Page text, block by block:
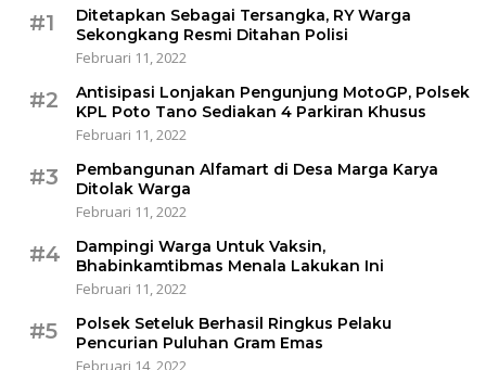
#1
Ditetapkan Sebagai Tersangka, RY Warga
Sekongkang Resmi Ditahan Polisi
Februari 11, 2022
#2
Antisipasi Lonjakan Pengunjung MotoGP, Polsek
KPL Poto Tano Sediakan 4 Parkiran Khusus
Februari 11, 2022
#3
Pembangunan Alfamart di Desa Marga Karya
Ditolak Warga
Februari 11, 2022
#4
Dampingi Warga Untuk Vaksin,
Bhabinkamtibmas Menala Lakukan Ini
Februari 11, 2022
#5
Polsek Seteluk Berhasil Ringkus Pelaku
Pencurian Puluhan Gram Emas
Februari 14, 2022